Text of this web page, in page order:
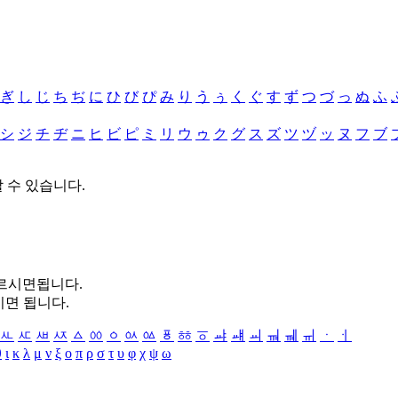
ぎ し じ ち ぢ に ひ び ぴ み り う ぅ く ぐ す ず つ づ っ ぬ ふ
シ ジ チ ヂ ニ ヒ ビ ピ ミ リ ウ ゥ ク グ ス ズ ツ ヅ ッ ヌ フ ブ
수 있습니다.
시면됩니다.
면 됩니다.
ㅻ ㅼ ㅽ ㅾ ㅿ ㆀ ㆁ ㆂ ㆃ ㆄ ㆅ ㆆ ㆇ ㆈ ㆉ ㆊ ㆋ ㆌ ㆍ
ㆎ
ι κ λ μ ν ξ ο π ρ σ τ υ φ χ ψ ω